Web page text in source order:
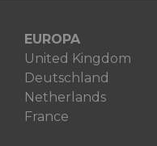
EUROPA
United Kingdom
Deutschland
Netherlands
France